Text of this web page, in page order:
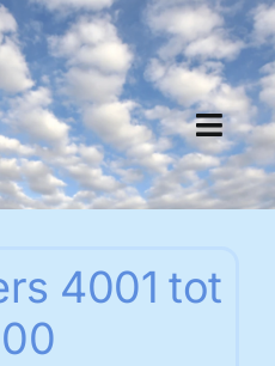
boeken
4001 tot